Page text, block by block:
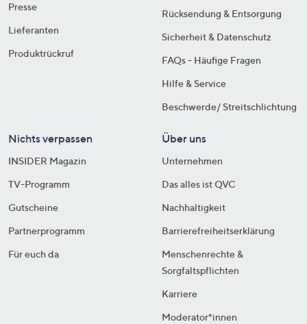
Presse
Lieferanten
Produktrückruf
Rücksendung & Entsorgung
Sicherheit & Datenschutz
FAQs - Häufige Fragen
Hilfe & Service
Beschwerde/ Streitschlichtung
Nichts verpassen
INSIDER Magazin
TV-Programm
Gutscheine
Partnerprogramm
Für euch da
Über uns
Unternehmen
Das alles ist QVC
Nachhaltigkeit
Barrierefreiheitserklärung
Menschenrechte &
Sorgfaltspflichten
Karriere
Moderator*innen